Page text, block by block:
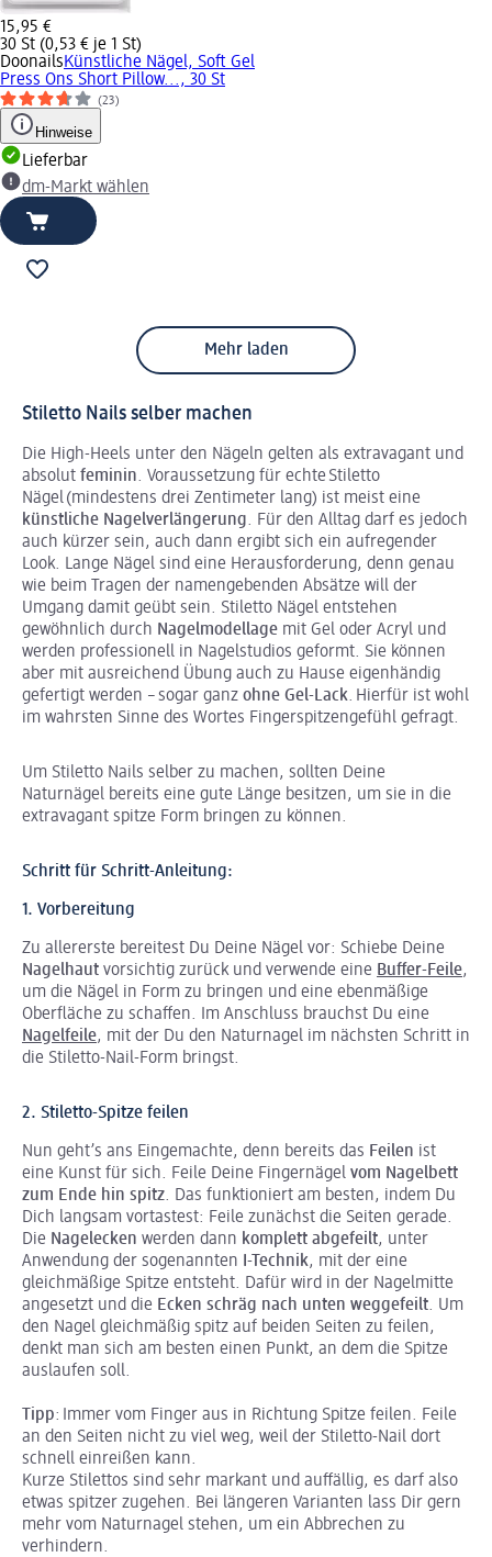
15,95 €
30 St (0,53 € je 1 St)
DoonailsKünstliche Nägel, Soft Gel
Press Ons Short Pillow..., 30 St
(23)
Hinweise
Lieferbar
dm-Markt wählen
Mehr laden
Stiletto Nails selber machen
Die High-Heels unter den Nägeln gelten als extravagant und
absolut feminin. Voraussetzung für echte Stiletto
Nägel (mindestens drei Zentimeter lang) ist meist eine
künstliche Nagelverlängerung. Für den Alltag darf es jedoch
auch kürzer sein, auch dann ergibt sich ein aufregender
Look. Lange Nägel sind eine Herausforderung, denn genau
wie beim Tragen der namengebenden Absätze will der
Umgang damit geübt sein. Stiletto Nägel entstehen
gewöhnlich durch Nagelmodellage mit Gel oder Acryl und
werden professionell in Nagelstudios geformt. Sie können
aber mit ausreichend Übung auch zu Hause eigenhändig
gefertigt werden – sogar ganz ohne Gel-Lack. Hierfür ist wohl
im wahrsten Sinne des Wortes Fingerspitzengefühl gefragt.
Um Stiletto Nails selber zu machen, sollten Deine
Naturnägel bereits eine gute Länge besitzen, um sie in die
extravagant spitze Form bringen zu können.
Schritt für Schritt-Anleitung:
1. Vorbereitung
Zu allererste bereitest Du Deine Nägel vor: Schiebe Deine
Nagelhaut vorsichtig zurück und verwende eine Buffer-Feile,
um die Nägel in Form zu bringen und eine ebenmäßige
Oberfläche zu schaffen. Im Anschluss brauchst Du eine
Nagelfeile, mit der Du den Naturnagel im nächsten Schritt in
die Stiletto-Nail-Form bringst.
2. Stiletto-Spitze feilen
Nun geht’s ans Eingemachte, denn bereits das Feilen ist
eine Kunst für sich. Feile Deine Fingernägel vom Nagelbett
zum Ende hin spitz. Das funktioniert am besten, indem Du
Dich langsam vortastest: Feile zunächst die Seiten gerade.
Die Nagelecken werden dann komplett abgefeilt, unter
Anwendung der sogenannten I-Technik, mit der eine
gleichmäßige Spitze entsteht. Dafür wird in der Nagelmitte
angesetzt und die Ecken schräg nach unten weggefeilt. Um
den Nagel gleichmäßig spitz auf beiden Seiten zu feilen,
denkt man sich am besten einen Punkt, an dem die Spitze
auslaufen soll.
Tipp: Immer vom Finger aus in Richtung Spitze feilen. Feile
an den Seiten nicht zu viel weg, weil der Stiletto-Nail dort
schnell einreißen kann.
Kurze Stilettos sind sehr markant und auffällig, es darf also
etwas spitzer zugehen. Bei längeren Varianten lass Dir gern
mehr vom Naturnagel stehen, um ein Abbrechen zu
verhindern.